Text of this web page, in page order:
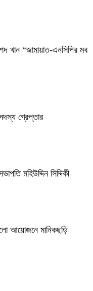
খান “জামায়াত-এনসিপির মব
গ্রেপ্তার
মহিউদ্দিন সিদ্দিকী
আয়োজনে মানিকছড়ি